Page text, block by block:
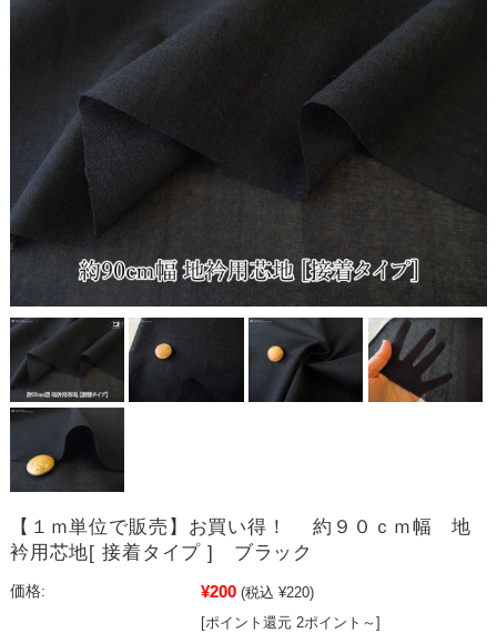
【１ｍ単位で販売】お買い得！ 約９０ｃｍ幅 地
衿用芯地[ 接着タイプ ] ブラック
価格: ¥200 (税込 ¥220)
[ポイント還元 2ポイント～]